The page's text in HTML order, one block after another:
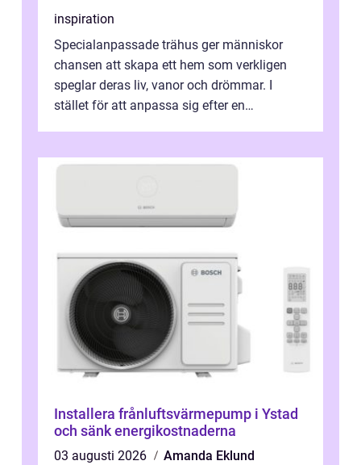
inspiration
Specialanpassade trähus ger människor
chansen att skapa ett hem som verkligen
speglar deras liv, vanor och drömmar. I
stället för att anpassa sig efter en
Installera frånluftsvärmepump i Ystad
och sänk energikostnaderna
03 augusti 2026
Amanda Eklund